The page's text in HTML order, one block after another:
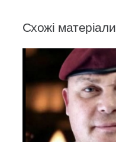
Схожі матеріали